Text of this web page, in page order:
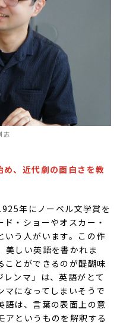
志
、近代劇の面白さを教
年にノーベル文学賞を
・ショーやオスカー・
いう人がいます。この作
美しい英語を書かれま
ことができるのが醍醐味
ンマ」は、英語がとて
マになってしまいそうで
語は、言葉の表面上の意
アというものを解釈する